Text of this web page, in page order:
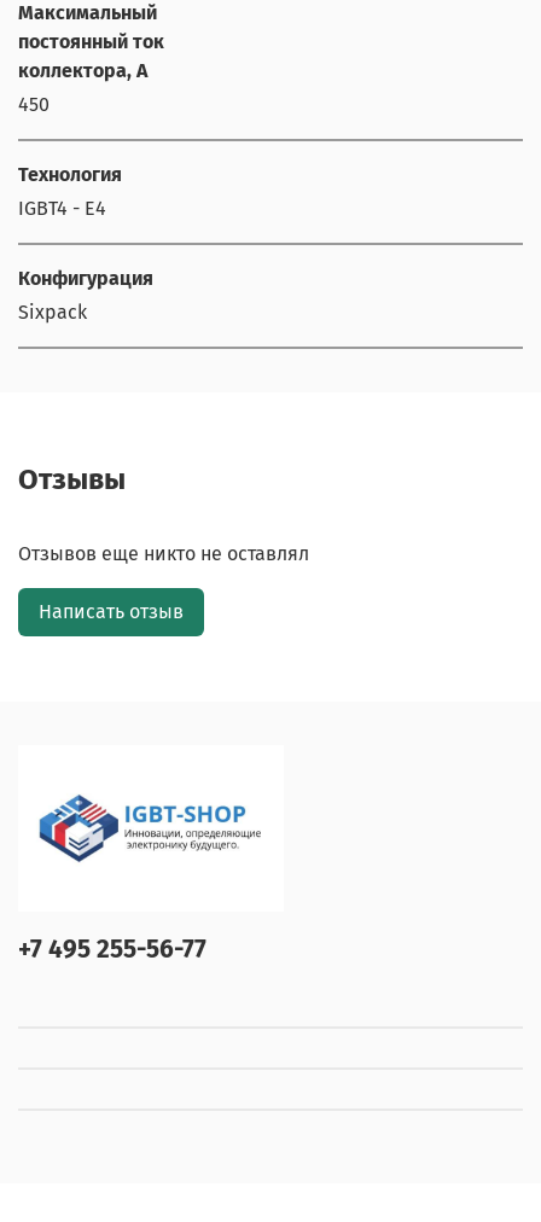
Максимальный
постоянный ток
коллектора, А
450
Технология
IGBT4 - E4
Конфигурация
Sixpack
Отзывы
Отзывов еще никто не оставлял
Написать отзыв
+7 495 255-56-77